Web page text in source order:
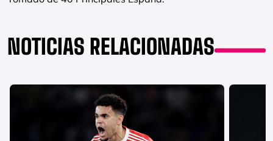
NOTICIAS RELACIONADAS